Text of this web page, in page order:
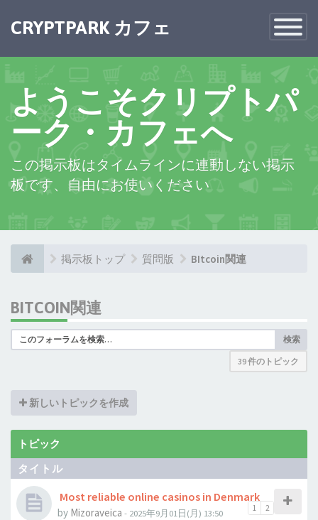
Toggle
CRYPTPARK カフェ ×
ようこそクリプトパ
ーク・カフェへ
この掲示板はタイムラインに連動しない掲示
板です、自由にお使いください
掲示板トップ 質問版 BItcoin関連
BITCOIN関連
検索
39 件のトピック
新しいトピックを作成
トピック
タイトル
Most reliable online casinos in Denmark
1 2
by Mizoraveica - 2025年9月01日(月) 13:50